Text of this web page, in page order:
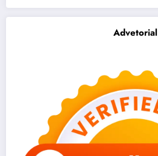
Advetorial